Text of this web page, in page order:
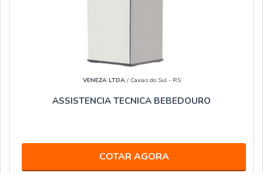
VENEZA LTDA/ Caxias do Sul - RS
ASSISTENCIA TECNICA BEBEDOURO
COTAR AGORA